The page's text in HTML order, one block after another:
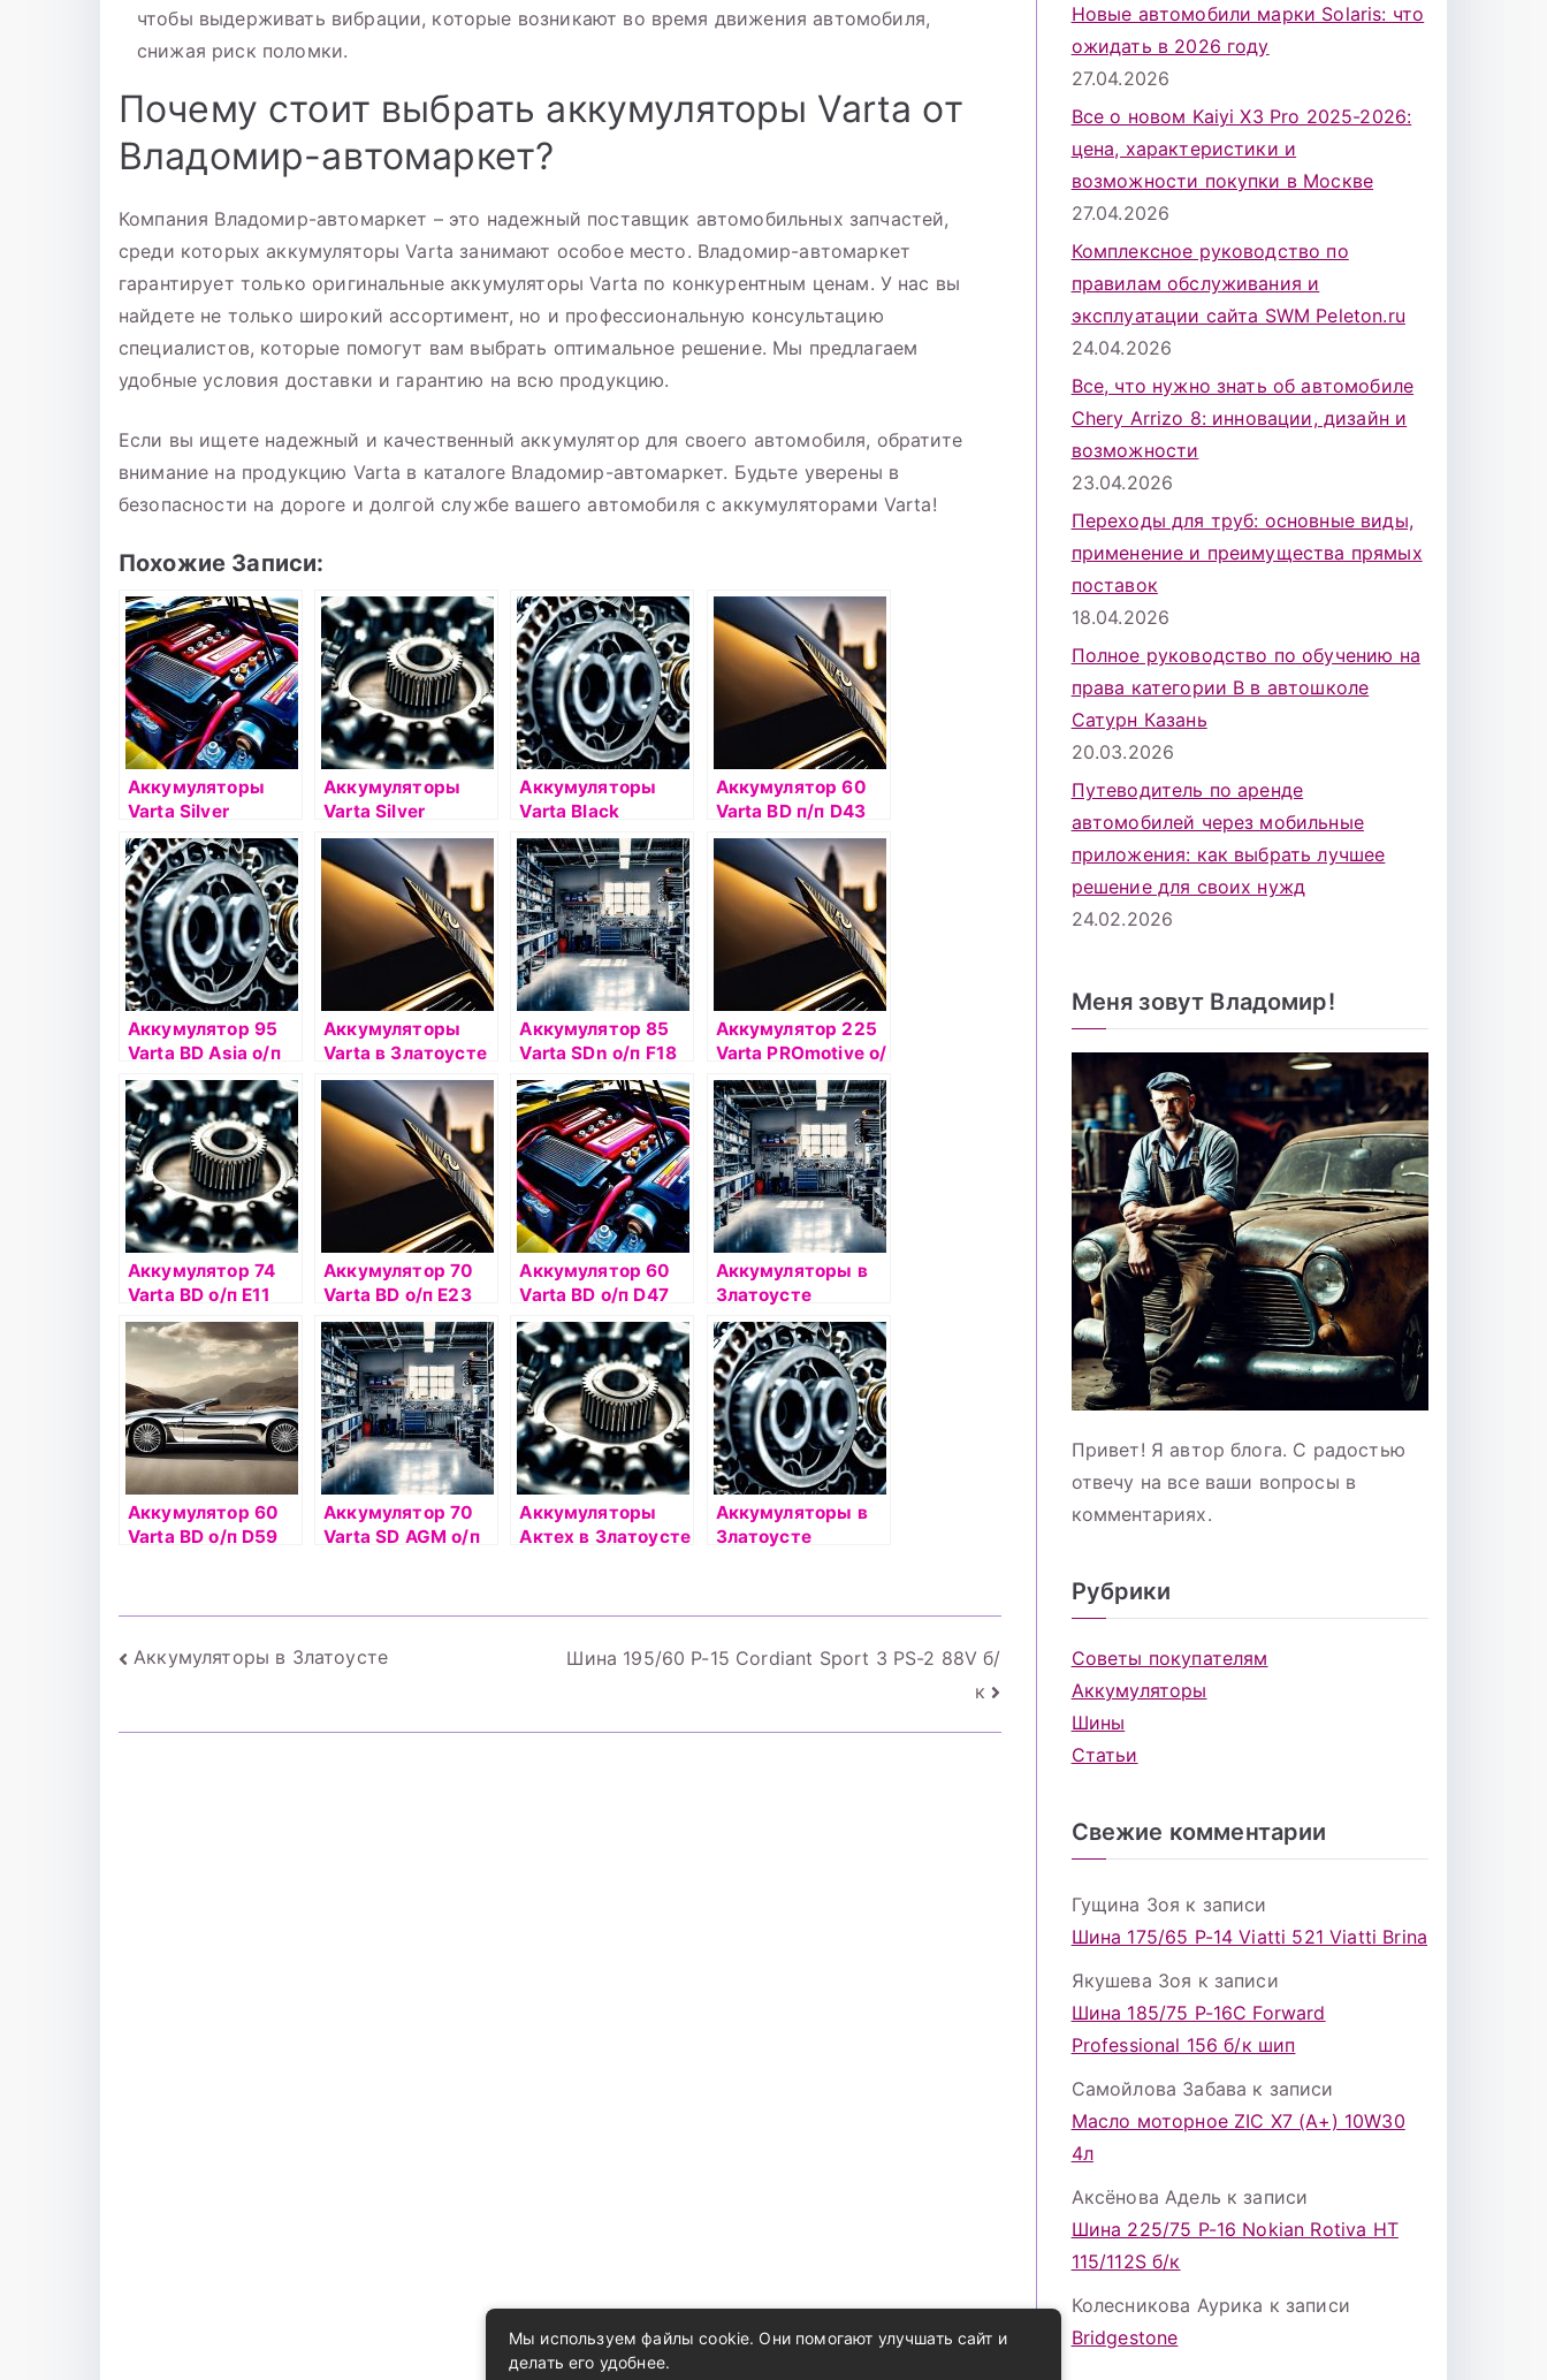
чтобы выдерживать вибрации, которые возникают во время движения автомобиля,
снижая риск поломки.
Почему стоит выбрать аккумуляторы Varta от
Владомир-автомаркет?
Компания Владомир-автомаркет – это надежный поставщик автомобильных запчастей,
среди которых аккумуляторы Varta занимают особое место. Владомир-автомаркет
гарантирует только оригинальные аккумуляторы Varta по конкурентным ценам. У нас вы
найдете не только широкий ассортимент, но и профессиональную консультацию
специалистов, которые помогут вам выбрать оптимальное решение. Мы предлагаем
удобные условия доставки и гарантию на всю продукцию.
Если вы ищете надежный и качественный аккумулятор для своего автомобиля, обратите
внимание на продукцию Varta в каталоге Владомир-автомаркет. Будьте уверены в
безопасности на дороге и долгой службе вашего автомобиля с аккумуляторами Varta!
Похожие Записи:
Аккумуляторы
Varta Silver
Dynamic
Аккумуляторы
Varta Silver
Dynamic AGM
Аккумуляторы
Varta Black
Dynamic
Аккумулятор 60
Varta BD п/п D43
(560 127)
Аккумулятор 95
Varta BD Asia о/п
G7 (595 404)
Аккумуляторы
Varta в Златоусте
Аккумулятор 85
Varta SDn о/п F18
(585 200)
Аккумулятор 225
Varta PROmotive о/
п N9 (725 103)
Аккумулятор 74
Varta BD о/п Е11
(574 012)
Аккумулятор 70
Varta BD о/п Е23
(570 412)
Аккумулятор 60
Varta BD о/п D47
(560 410)
Аккумуляторы в
Златоусте
Аккумулятор 60
Varta BD о/п D59
Аккумулятор 70
Varta SD AGM о/п
Аккумуляторы
Актех в Златоусте
Аккумуляторы в
Златоусте
Навигация
Аккумуляторы в Златоусте
Шина 195/60 Р-15 Cordiant Sport 3 PS-2 88V б/
к
Новые автомобили марки Solaris: что
ожидать в 2026 году
27.04.2026
Все о новом Kaiyi X3 Pro 2025-2026:
цена, характеристики и
возможности покупки в Москве
27.04.2026
Комплексное руководство по
правилам обслуживания и
эксплуатации сайта SWM Peleton.ru
24.04.2026
Все, что нужно знать об автомобиле
Chery Arrizo 8: инновации, дизайн и
возможности
23.04.2026
Переходы для труб: основные виды,
применение и преимущества прямых
поставок
18.04.2026
Полное руководство по обучению на
права категории B в автошколе
Сатурн Казань
20.03.2026
Путеводитель по аренде
автомобилей через мобильные
приложения: как выбрать лучшее
решение для своих нужд
24.02.2026
Меня зовут Владомир!
Привет! Я автор блога. С радостью
отвечу на все ваши вопросы в
комментариях.
Рубрики
Советы покупателям
Аккумуляторы
Шины
Статьи
Свежие комментарии
Гущина Зоя к записи
Шина 175/65 Р-14 Viatti 521 Viatti Brina
Якушева Зоя к записи
Шина 185/75 Р-16С Forward
Professional 156 б/к шип
Самойлова Забава к записи
Масло моторное ZIC X7 (A+) 10W30
4л
Аксёнова Адель к записи
Шина 225/75 Р-16 Nokian Rotiva HT
115/112S б/к
Колесникова Аурика к записи
Bridgestone
Мы используем файлы cookie. Они помогают улучшать сайт и
делать его удобнее.